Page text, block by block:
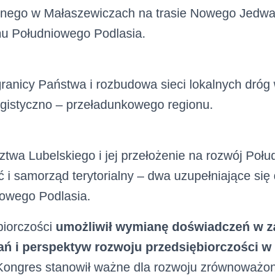
w Małaszewiczach na trasie Nowego
Południowego Podlasia.
Państwa i rozbudowa sieci lokalnych dróg
– przeładunkowego regionu.
Lubelskiego i jej przełożenie na rozwój
i samorząd terytorialny – dwa uzupełniające się
Podlasia.
umożliwił wymianę doświadczeń w
i perspektyw rozwoju przedsiębiorczości
stanowił ważne dla rozwoju